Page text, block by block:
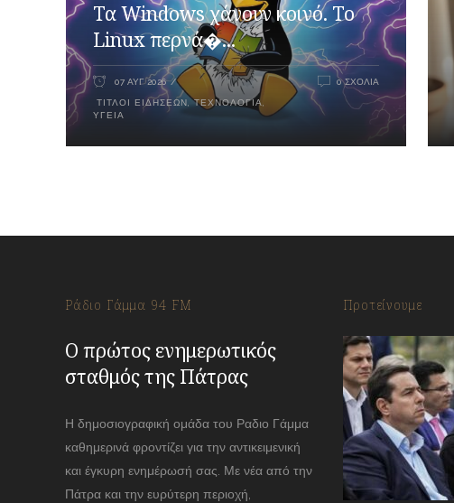
Τα Windows χάνουν κοινό. Το
Linux περνά�...
07 ΑΥΓ 2026
ΤΊΤΛΟΙ ΕΙΔΉΣΕΩΝ ,ΤΕΧΝΟΛΟΓΊΑ
ΥΓΕΊΑ
0 ΣΧΌΛΙΑ
Ράδιο Γάμμα 94 FM
Ο πρώτος ενημερωτικός
σταθμός της Πάτρας
Η δημοσιογραφική ομάδα του Ραδιο Γάμμα
καθημερινά φροντίζει για την αντικειμενική
και έγκυρη ενημέρωσή σας. Με νέα από την
Πάτρα και την ευρύτερη περιοχή,
Προτείνουμε